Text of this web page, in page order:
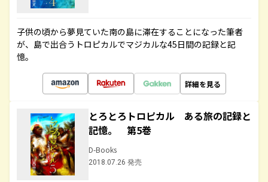
子供の頃から夢見ていた南の島に滞在することになった筆者
が、島で出合うトロピカルでマジカルな45日間の記録と記
憶。
詳細を見る
とろとろトロピカル ある旅の記録と
記憶。 第5巻
D-Books
2018.07.26 発売